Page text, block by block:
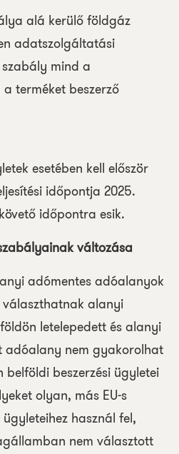
alá kerülő földgáz
adatszolgáltatási
mind a
terméket beszerző
esetében kell először
időpontja 2025.
időpontra esik.
változása
adómentes adóalanyok
alanyi
letelepedett és alanyi
adóalany nem gyakorolhat
beszerzési ügyletei
olyan, más EU-s
használ fel,
nem választott